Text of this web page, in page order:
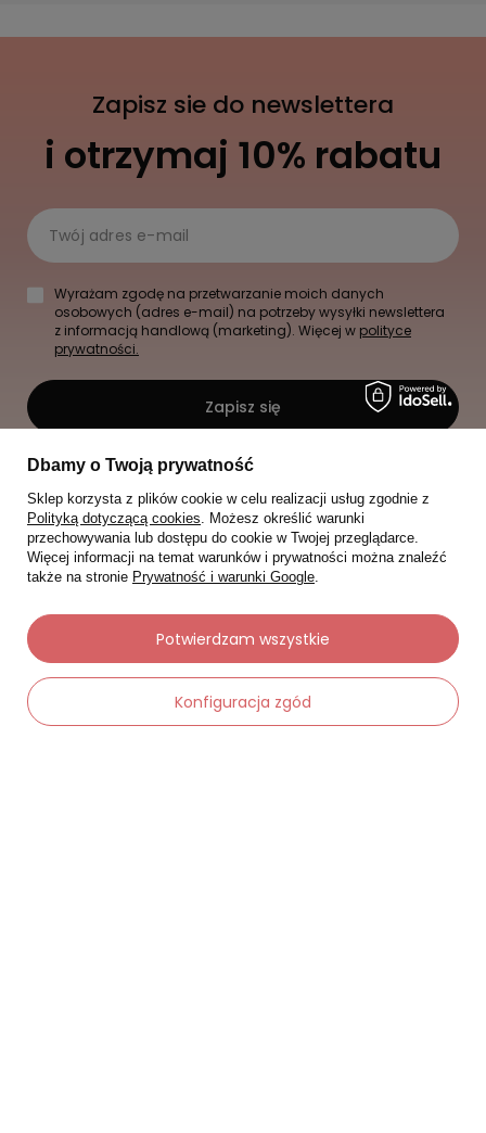
Zapisz sie do newslettera
i otrzymaj 10% rabatu
Twój adres e-mail
Wyrażam zgodę na przetwarzanie moich danych
osobowych (adres e-mail) na potrzeby wysyłki newslettera
z informacją handlową (marketing). Więcej w polityce
prywatności.
Zapisz się
Dbamy o Twoją prywatność
Sklep korzysta z plików cookie w celu realizacji usług zgodnie z
Polityką dotyczącą cookies. Możesz określić warunki
przechowywania lub dostępu do cookie w Twojej przeglądarce.
Więcej informacji na temat warunków i prywatności można znaleźć
także na stronie Prywatność i warunki Google.
Konfiguracja zgód
Potwierdzam wszystkie